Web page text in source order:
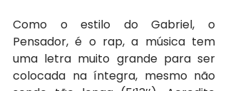
Como o estilo do Gabriel, o
Pensador, é o rap, a música tem
uma letra muito grande para ser
colocada na íntegra, mesmo não